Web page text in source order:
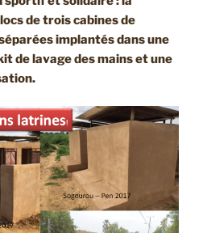
de trois cabines de
implantés dans une
de lavage des mains et une